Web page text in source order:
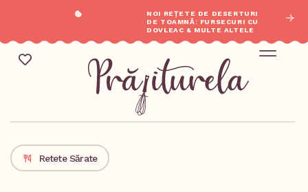
NOI REȚETE DE DESERTURI
DE TOAMNĂ: FURSECURI CU
DOVLEAC & MULTE ALTELE
Retete Sărate